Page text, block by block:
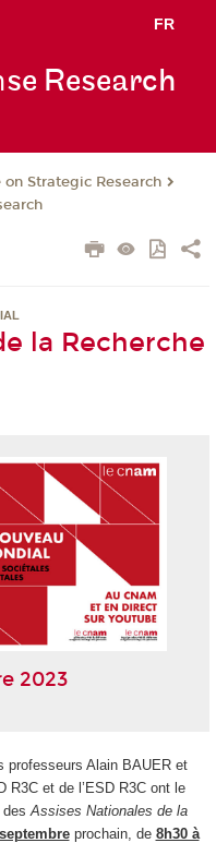
FR
se Research
Strategic Research
la Recherche
2023
professeurs Alain BAUER et
R3C et de l’ESD R3C ont le
Assises Nationales de la
prochain, de 8h30 à